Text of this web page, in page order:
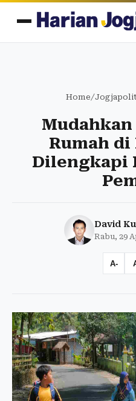
Home/
Rumah di
Dilengkapi
David
Rabu, 29
A-